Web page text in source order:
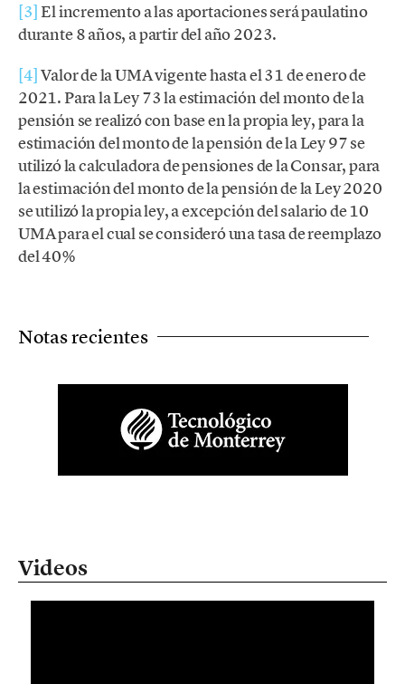
[3] El incremento a las aportaciones será paulatino
durante 8 años, a partir del año 2023.
[4]Valor de la UMA vigente hasta el 31 de enero de
2021. Para la Ley 73 la estimación del monto de la
pensión se realizó con base en la propia ley, para la
estimación del monto de la pensión de la Ley 97 se
utilizó la calculadora de pensiones de la Consar, para
la estimación del monto de la pensión de la Ley 2020
se utilizó la propia ley, a excepción del salario de 10
UMA para el cual se consideró una tasa de reemplazo
del 40%
Notas recientes
Videos